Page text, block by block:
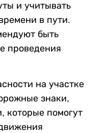
и учитывать
в пути.
быть
проведения
на участке
знаки,
которые помогут